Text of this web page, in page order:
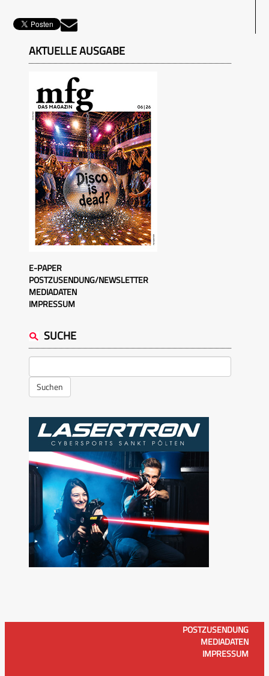
AKTUELLE AUSGABE
E-PAPER
POSTZUSENDUNG/NEWSLETTER
MEDIADATEN
IMPRESSUM
SUCHE
Suchen
POSTZUSENDUNG
MEDIADATEN
IMPRESSUM